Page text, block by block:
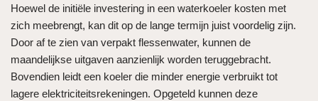
Hoewel de initiële investering in een waterkoeler kosten met
zich meebrengt, kan dit op de lange termijn juist voordelig zijn.
Door af te zien van verpakt flessenwater, kunnen de
maandelijkse uitgaven aanzienlijk worden teruggebracht.
Bovendien leidt een koeler die minder energie verbruikt tot
lagere elektriciteitsrekeningen. Opgeteld kunnen deze